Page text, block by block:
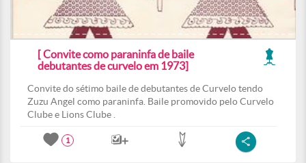
[ Convite como paraninfa de baile
debutantes de curvelo em 1973]
Convite do sétimo baile de debutantes de Curvelo tendo
Zuzu Angel como paraninfa. Baile promovido pelo Curvelo
Clube e Lions Clube .
1